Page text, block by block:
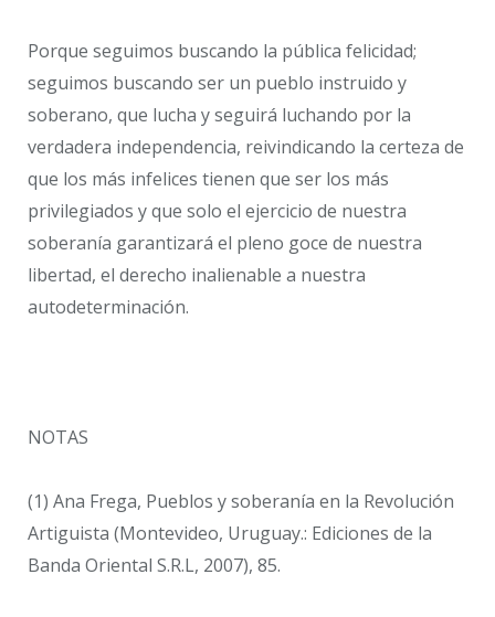
Porque seguimos buscando la pública felicidad;
seguimos buscando ser un pueblo instruido y
soberano, que lucha y seguirá luchando por la
verdadera independencia, reivindicando la certeza de
que los más infelices tienen que ser los más
privilegiados y que solo el ejercicio de nuestra
soberanía garantizará el pleno goce de nuestra
libertad, el derecho inalienable a nuestra
autodeterminación.
NOTAS
(1) Ana Frega, Pueblos y soberanía en la Revolución
Artiguista (Montevideo, Uruguay.: Ediciones de la
Banda Oriental S.R.L, 2007), 85.